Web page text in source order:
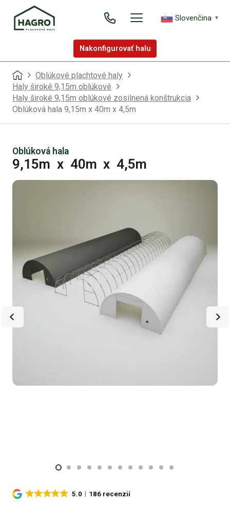
Slovenčina ▼
Nakonfigurovať halu
Oblúkové plachtové haly
Haly široké 9,15m oblúkové
Haly široké 9,15m oblúkové zosilnená konštrukcia
Oblúková hala 9,15m x 40m x 4,5m
Oblúková hala
9,15m x 40m x 4,5m
5.0 186 recenzií